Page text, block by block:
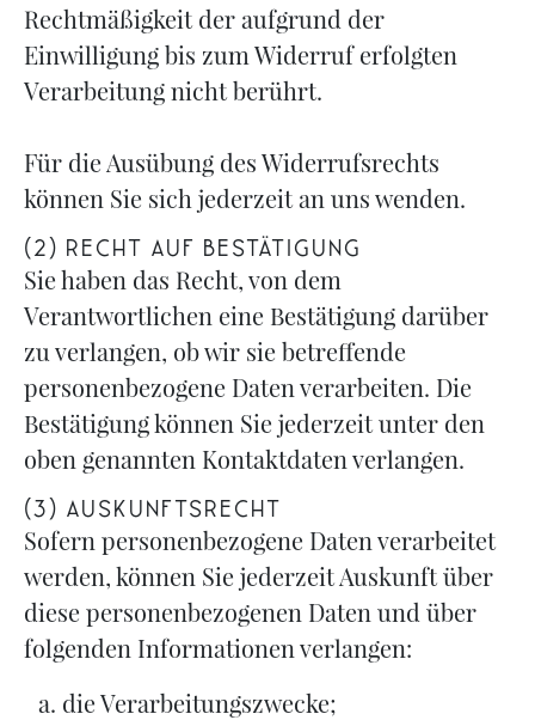
Rechtmäßigkeit der aufgrund der
Einwilligung bis zum Widerruf erfolgten
Verarbeitung nicht berührt.
Für die Ausübung des Widerrufsrechts
können Sie sich jederzeit an uns wenden.
(2) RECHT AUF BESTÄTIGUNG
Sie haben das Recht, von dem
Verantwortlichen eine Bestätigung darüber
zu verlangen, ob wir sie betreffende
personenbezogene Daten verarbeiten. Die
Bestätigung können Sie jederzeit unter den
oben genannten Kontaktdaten verlangen.
(3) AUSKUNFTSRECHT
Sofern personenbezogene Daten verarbeitet
werden, können Sie jederzeit Auskunft über
diese personenbezogenen Daten und über
folgenden Informationen verlangen:
die Verarbeitungszwecke;